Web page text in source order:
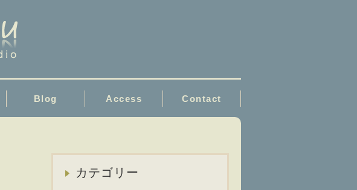
Blog Access Contact
カテゴリー